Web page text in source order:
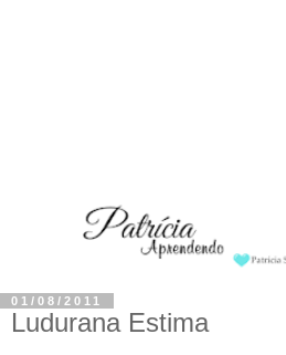
01/08/2011
Ludurana Estima